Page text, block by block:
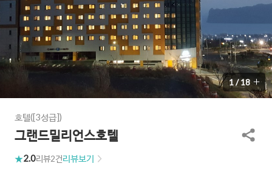
1/18
호텔([3성급])
그랜드밀리언스호텔
2.0리뷰2건리뷰보기